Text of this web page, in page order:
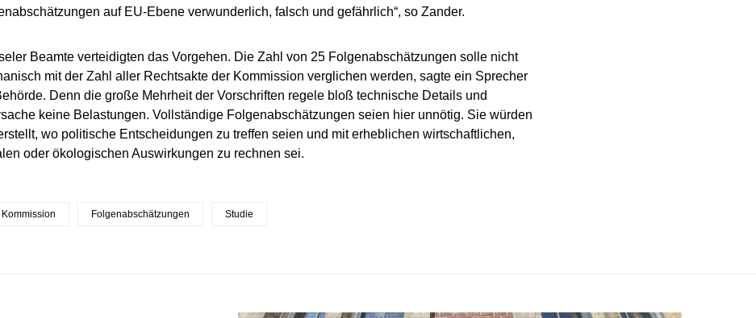
auf EU-Ebene verwunderlich, falsch und gefährlich“, so Zander.
Beamte verteidigten das Vorgehen. Die Zahl von 25 Folgenabschätzungen solle nicht
mit der Zahl aller Rechtsakte der Kommission verglichen werden, sagte ein Sprecher
Denn die große Mehrheit der Vorschriften regele bloß technische Details und
keine Belastungen. Vollständige Folgenabschätzungen seien hier unnötig. Sie würden
wo politische Entscheidungen zu treffen seien und mit erheblichen wirtschaftlichen,
oder ökologischen Auswirkungen zu rechnen sei.
Kommission Folgenabschätzungen Studie